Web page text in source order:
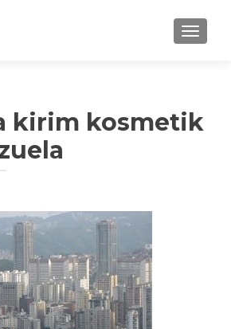
TUKAR
kirim kosmetik